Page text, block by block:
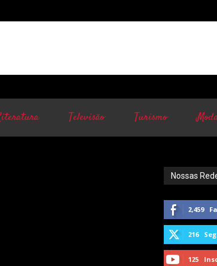
Televisão Turismo
Nossas
2,459
216
125